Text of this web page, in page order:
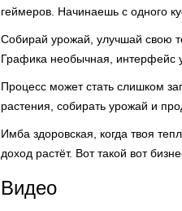
геймеров. Начинаешь с одного
Собирай урожай, улучшай свою
Графика необычная, интерфейс
Процесс может стать слишком
растения, собирать урожай и
Имба здоровская, когда твоя
доход растёт. Вот такой вот
Видео